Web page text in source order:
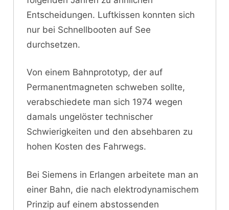
Entscheidungen. Luftkissen konnten sich
nur bei Schnellbooten auf See
durchsetzen.
Von einem Bahnprototyp, der auf
Permanentmagneten schweben sollte,
verabschiedete man sich 1974 wegen
damals ungelöster technischer
Schwierigkeiten und den absehbaren zu
hohen Kosten des Fahrwegs.
Bei Siemens in Erlangen arbeitete man an
einer Bahn, die nach elektrodynamischem
Prinzip auf einem abstossenden